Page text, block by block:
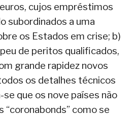
cujos empréstimos
subordinados a uma
os Estados em crise; b)
de peritos qualificados,
grande rapidez novos
os detalhes técnicos
que os nove países não
“coronabonds” como se